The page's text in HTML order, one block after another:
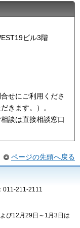
ビル3階
せにご利用くださ
きます。）。
談は直接相談窓口
ページの先頭へ戻る
011-211-2111
び12月29日～1月3日は